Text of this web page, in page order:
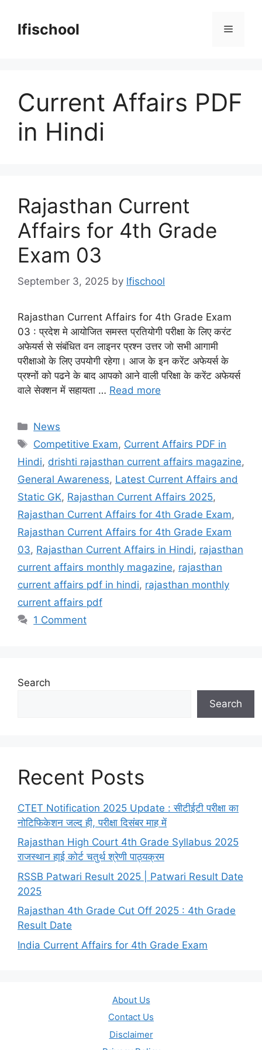
contentlfischool Menu
Current Affairs PDF
in Hindi
Rajasthan Current
Affairs for 4th Grade
Exam 03
September 3, 2025 by lfischool
Rajasthan Current Affairs for 4th Grade Exam
03 : प्रदेश मे आयोजित समस्त प्रतियोगी परीक्षा के लिए करंट
अफेयर्स से संबंधित वन लाइनर प्रश्न उत्तर जो सभी आगामी
परीक्षाओ के लिए उपयोगी रहेगा। आज के इन करेंट अफेयर्स के
प्रश्नों को पढने के बाद आपको आने वाली परिक्षा के करेंट अफेयर्स
वाले सेक्शन में सहायता … Read more
Categories
News
Tags
Competitive Exam, Current Affairs PDF in
Hindi, drishti rajasthan current affairs magazine,
General Awareness, Latest Current Affairs and
Static GK, Rajasthan Current Affairs 2025,
Rajasthan Current Affairs for 4th Grade Exam,
Rajasthan Current Affairs for 4th Grade Exam
03, Rajasthan Current Affairs in Hindi, rajasthan
current affairs monthly magazine, rajasthan
current affairs pdf in hindi, rajasthan monthly
current affairs pdf
1 Comment
Search
Search
Recent Posts
CTET Notification 2025 Update : सीटीईटी परीक्षा का
नोटिफिकेशन जल्द ही, परीक्षा दिसंबर माह में
Rajasthan High Court 4th Grade Syllabus 2025
राजस्थान हाई कोर्ट चतुर्थ श्रेणी पाठ्यक्रम
RSSB Patwari Result 2025 | Patwari Result Date
2025
Rajasthan 4th Grade Cut Off 2025 : 4th Grade
Result Date
India Current Affairs for 4th Grade Exam
About Us
Contact Us
Disclaimer